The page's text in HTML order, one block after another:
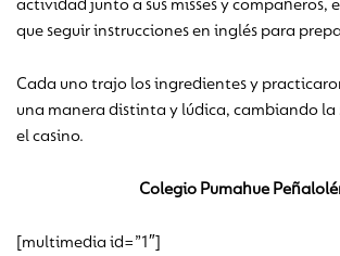
actividad junto a sus misses y compañeros,
que seguir instrucciones en inglés para
Cada uno trajo los ingredientes y
una manera distinta y lúdica, cambiando la
el casino.
Colegio Pumahue
[multimedia id=”1″]